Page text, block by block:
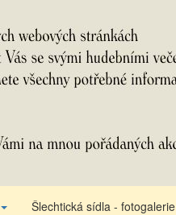
Šlechtická sídla - fotogalerie